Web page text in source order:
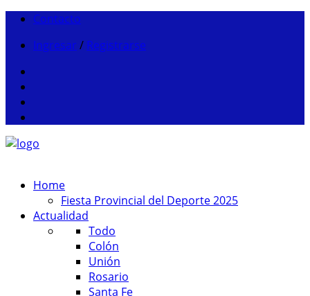
Contacto
Ingresar / Registrarse
Home
Fiesta Provincial del Deporte 2025
Actualidad
Todo
Colón
Unión
Rosario
Santa Fe